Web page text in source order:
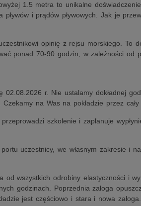
1.5 metra to unikalne
i prądów pływowych. Jak je
opinię z rejsu morskiego. To
ponad 70-90 godzin, w zależności od
r. Nie ustalamy dokładnej
na Was na pokładzie przez cały
szkolenie i zaplanuje
uczestnicy, we własnym zakresie i na
wszystkich odrobiny elastyczności i
godzinach. Poprzednia załoga
jest częściowo i stara i nowa